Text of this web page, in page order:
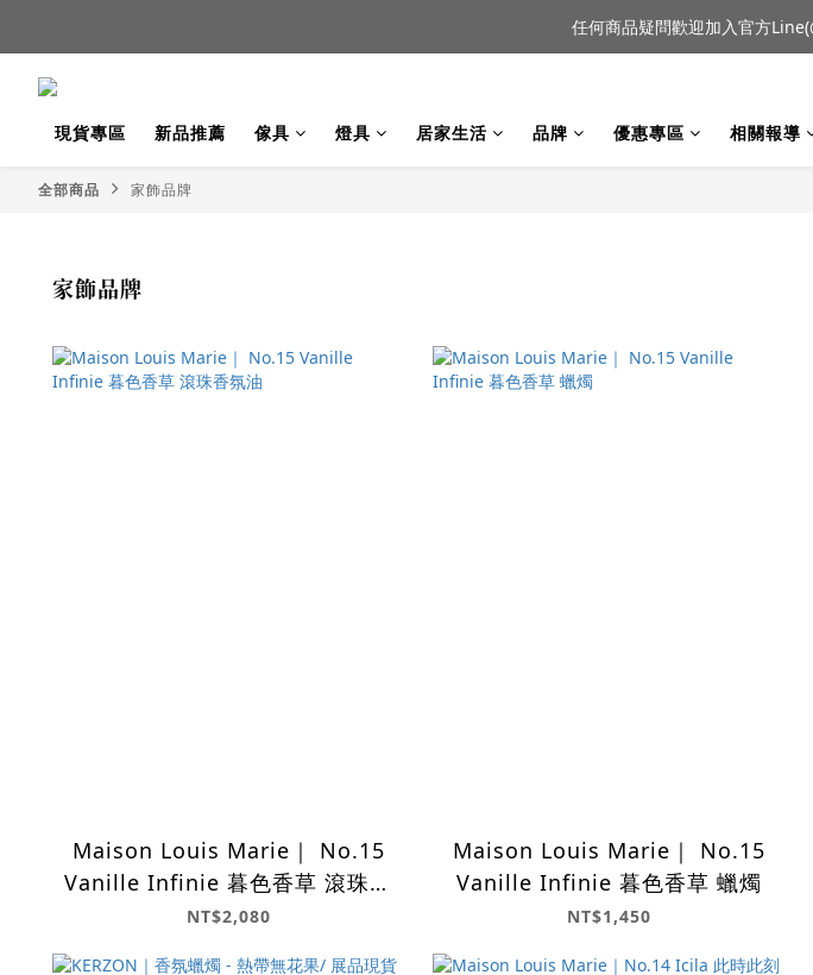
新品到貨｜日本燈具品牌 Ambientec 年
任何商品疑問歡迎加入官方
現貨專區 新品推薦 傢具 燈具 居家生活 品牌 優惠專區 相關報導
全部商品 家飾品牌
家飾品牌
Maison Louis Marie｜ No.15
Vanille Infinie 暮色香草 滾珠香
氛油
NT$2,080
Maison Louis Marie｜ No.15
Vanille Infinie 暮色香草 蠟燭
NT$1,450